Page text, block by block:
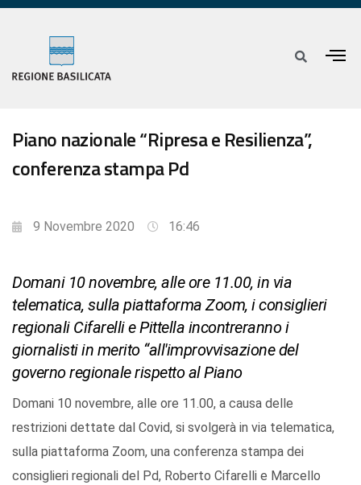
Piano nazionale “Ripresa e Resilienza”,
conferenza stampa Pd
9 Novembre 2020 16:46
Domani 10 novembre, alle ore 11.00, in via
telematica, sulla piattaforma Zoom, i consiglieri
regionali Cifarelli e Pittella incontreranno i
giornalisti in merito “all'improvvisazione del
governo regionale rispetto al Piano
Domani 10 novembre, alle ore 11.00, a causa delle
restrizioni dettate dal Covid, si svolgerà in via telematica,
sulla piattaforma Zoom, una conferenza stampa dei
consiglieri regionali del Pd, Roberto Cifarelli e Marcello